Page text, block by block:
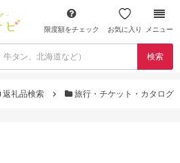
限度額をチェック お気に入り メニュー
検索
返礼品検索 旅行・チケット・カタログ